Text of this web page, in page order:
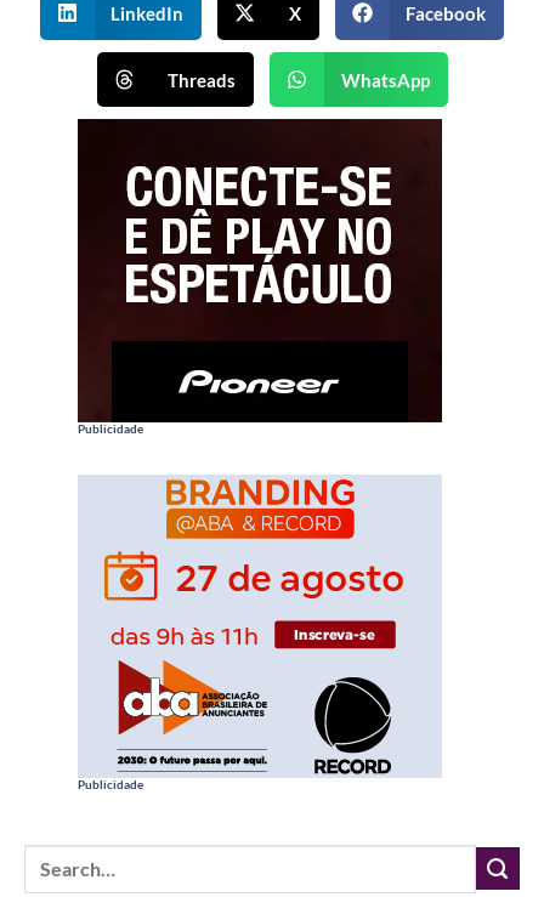
LinkedIn X Facebook
Threads WhatsApp
Publicidade
Publicidade